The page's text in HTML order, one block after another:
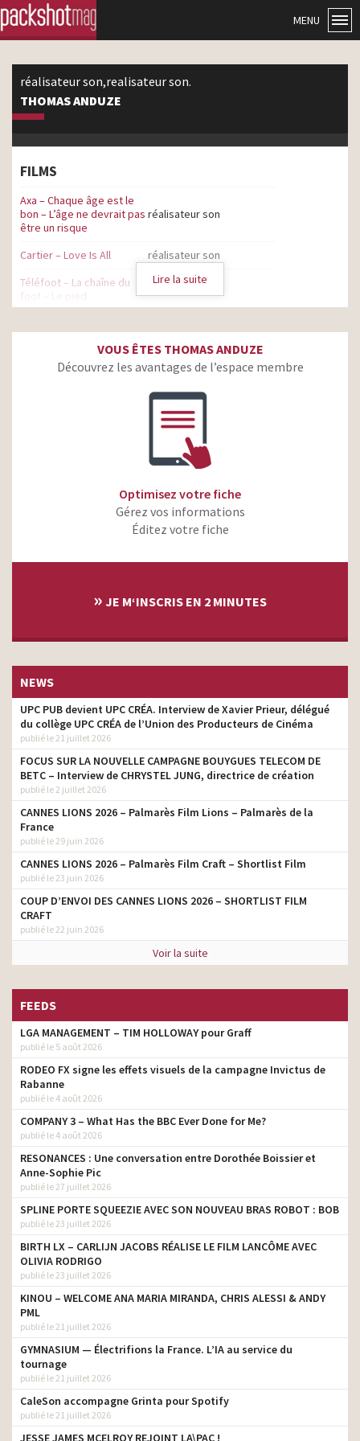
MENU
réalisateur son,realisateur son.
THOMAS ANDUZE
FILMS
Axa – Chaque âge est le
bon – L’âge ne devrait pas
être un risque
réalisateur son
Cartier – Love Is All
réalisateur son
Téléfoot – La chaîne du
foot – Le pied
je ne te dirais pas
realisateur son.
Orange – Bien vivre le
réalisateur son
réalisateur son
réalisateur son
#BabysittingPourUnRDV
réalisateur son
Nissan X-Trail – Le volcan
realisateur son.
realisateur son.
Nouveau Nissan Qashqai –
Gardez un temps
realisateur son.
Multipliez 1000 fois votre
gain
realisateur son.
Nouvelle Nissan Micra –
Complice de toutes vos
audaces #meet the
accomplice
realisateur son.
Michelin – Chaque geste
compte
realisateur son.
SNCF – Rapprochons-nousrealisateur son.
Parexlanko – Chez les
Nissan X-Trail – Le
crossover taillé pour
l’aventure en famille
realisateur son.
Nissan NV300 – Truckerball
Crossover original
realisateur son.
GMF – Assistance
serrurerie – Assurément
humain
realisateur son.
GMF – Assurément humain
– Nous sommes pour ceux
Magasins U – Générations
Heureuses
realisateur son.
Nouveau Nissan Navara –
Toujours aussi robuste,
plus intelligent que jamais
Système U – Catalogue de
Noël 2015 –
SNCF -TGV – Je chante by
Mika
Lire la suite
VOUS ÊTES THOMAS ANDUZE
Découvrez les avantages de l’espace membre
Optimisez votre fiche
Gérez vos informations
Éditez votre fiche
» JE M‘INSCRIS EN 2 MINUTES
NEWS
UPC PUB devient UPC CRÉA. Interview de Xavier Prieur, délégué
du collège UPC CRÉA de l’Union des Producteurs de Cinéma
publié le 21 juillet 2026
FOCUS SUR LA NOUVELLE CAMPAGNE BOUYGUES TELECOM DE
BETC – Interview de CHRYSTEL JUNG, directrice de création
publié le 2 juillet 2026
CANNES LIONS 2026 – Palmarès Film Lions – Palmarès de la
France
publié le 29 juin 2026
CANNES LIONS 2026 – Palmarès Film Craft – Shortlist Film
publié le 23 juin 2026
COUP D’ENVOI DES CANNES LIONS 2026 – SHORTLIST FILM
CRAFT
publié le 22 juin 2026
Voir la suite
FEEDS
LGA MANAGEMENT – TIM HOLLOWAY pour Graff
publié le 5 août 2026
RODEO FX signe les effets visuels de la campagne Invictus de
Rabanne
publié le 4 août 2026
COMPANY 3 – What Has the BBC Ever Done for Me?
publié le 4 août 2026
RESONANCES : Une conversation entre Dorothée Boissier et
Anne-Sophie Pic
publié le 27 juillet 2026
SPLINE PORTE SQUEEZIE AVEC SON NOUVEAU BRAS ROBOT : BOB
publié le 23 juillet 2026
BIRTH LX – CARLIJN JACOBS RÉALISE LE FILM LANCÔME AVEC
OLIVIA RODRIGO
publié le 23 juillet 2026
KINOU – WELCOME ANA MARIA MIRANDA, CHRIS ALESSI & ANDY
PML
publié le 21 juillet 2026
GYMNASIUM — Électrifions la France. L’IA au service du
tournage
publié le 21 juillet 2026
CaleSon accompagne Grinta pour Spotify
publié le 21 juillet 2026
JESSE JAMES MCELROY REJOINT LA\PAC !